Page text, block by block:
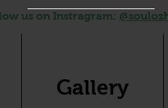
us on Instragram:
Gallery